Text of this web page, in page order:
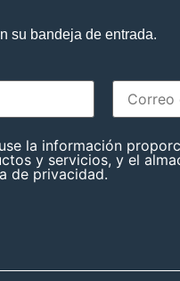
su bandeja de entrada.
la información
y servicios, y el
de privacidad.